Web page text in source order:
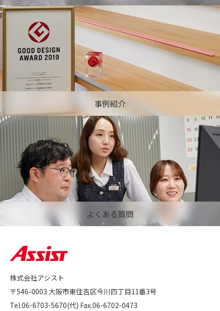
事例紹介
よくある質問
株式会社アシスト
〒546-0003 大阪市東住吉区今川四丁目11番3号
Tel.06-6703-5670(代) Fax.06-6702-0473